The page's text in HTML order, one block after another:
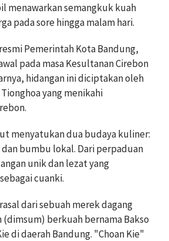
menawarkan semangkuk kuah
pada sore hingga malam hari.
Pemerintah Kota Bandung,
pada masa Kesultanan Cirebon
hidangan ini diciptakan oleh
yang menikahi
menyatukan dua budaya kuliner:
dan bumbu lokal. Dari perpaduan
unik dan lezat yang
cuanki.
dari sebuah merek dagang
(dimsum) berkuah bernama Bakso
di daerah Bandung. "Choan Kie"